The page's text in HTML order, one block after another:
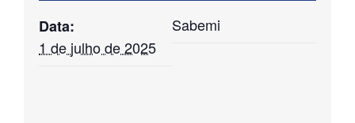
Data:
1 de julho de 2025
Sabemi